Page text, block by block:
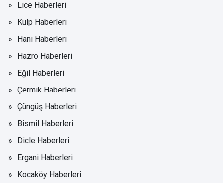
Lice Haberleri
Kulp Haberleri
Hani Haberleri
Hazro Haberleri
Eğil Haberleri
Çermik Haberleri
Çüngüş Haberleri
Bismil Haberleri
Dicle Haberleri
Ergani Haberleri
Kocaköy Haberleri